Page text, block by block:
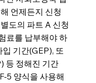
언제든지 신청
도의 파트 A 신청
료를 납부해야 하
입 기간(GEP), 또
등 정해진 기간
5 양식을 사용해